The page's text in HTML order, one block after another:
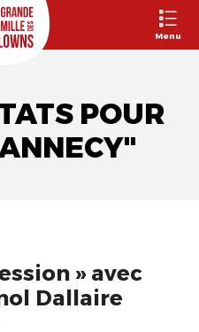
Menu
POUR
» avec
Dallaire